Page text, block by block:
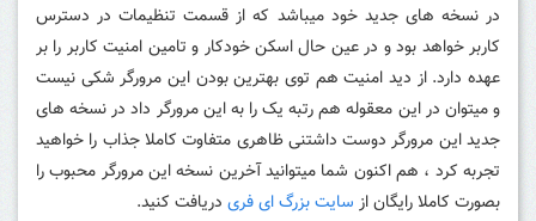
در نسخه های جدید خود میباشد که از قسمت تنظیمات در دسترس
کاربر خواهد بود و در عین حال اسکن خودکار و تامین امنیت کاربر را بر
عهده دارد. از دید امنیت هم توی بهترین بودن این مرورگر شکی نیست
و میتوان در این معقوله هم رتبه یک را به این مرورگر داد در نسخه های
جدید این مرورگر دوست داشتنی ظاهری متفاوت کاملا جذاب را خواهید
تجربه کرد ، هم اکنون شما میتوانید آخرین نسخه این مرورگر محبوب را
بصورت کاملا رایگان از سایت بزرگ ای فری دریافت کنید.